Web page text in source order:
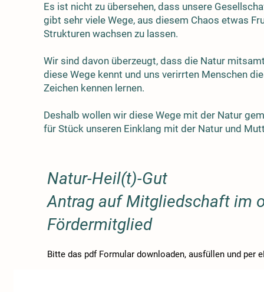
Es ist nicht zu übersehen, dass unsere
gibt sehr viele Wege, aus diesem Chaos etwas
Strukturen wachsen zu lassen.
Wir sind davon überzeugt, dass die Natur
diese Wege kennt und uns verirrten Menschen
Zeichen kennen lernen.
Deshalb wollen wir diese Wege mit der Natur
für Stück unseren Einklang mit der Natur und
Natur-Heil(t)-Gut
Antrag auf Mitgliedschaft im
Fördermitglied
Bitte das pdf Formular downloaden, ausfüllen und per